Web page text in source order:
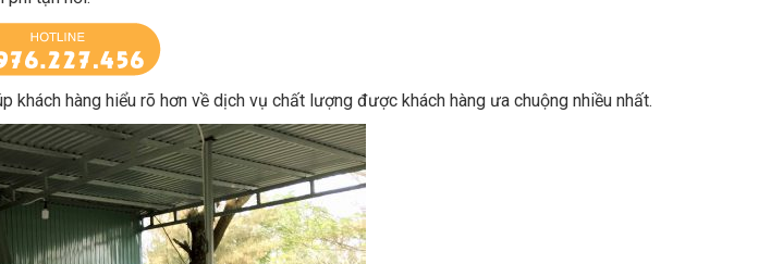
khách hàng hiểu rõ hơn về dịch vụ chất lượng được khách hàng ưa chuộng nhiều nhất.